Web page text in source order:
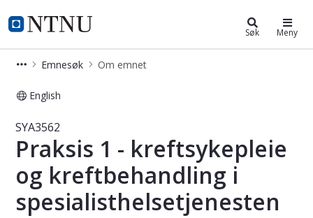
NTNU Hjemmeside
Studier Søk Meny
Emnesøk Om emnet
English
Emne - Praksis 1 - kreftsykepleie
SYA3562
Praksis 1 - kreftsykepleie
og kreftbehandling i
spesialisthelsetjenesten